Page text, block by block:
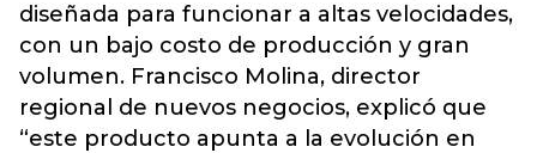
diseñada para funcionar a altas velocidades,
con un bajo costo de producción y gran
volumen. Francisco Molina, director
regional de nuevos negocios, explicó que
“este producto apunta a la evolución en